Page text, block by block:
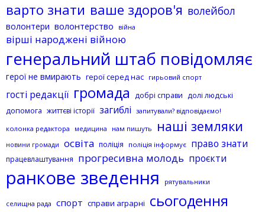
варто знати ваше здоров'я волейбол
волонтери волонтерство війна
вірші народжені війною
генеральний штаб повідомляє
герої не вмирають герої серед нас гирьовий спорт
гості редакції громада добрі справи долі людські
допомога життєві історії загиблі запитували? відповідаємо!
колонка редактора
медицина нам пишуть наші земляки
новини громади освіта поліція поліція інформує право знати
працевлаштування прогресивна молодь проєкти
ранкове зведення рятувальники
селищна рада спорт справи аграрні сьогодення